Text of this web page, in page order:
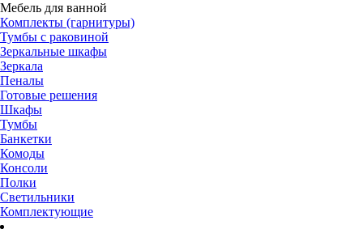
Мебель для ванной
Комплекты (гарнитуры)
Тумбы с раковиной
Зеркальные шкафы
Зеркала
Пеналы
Готовые решения
Шкафы
Тумбы
Банкетки
Комоды
Консоли
Полки
Светильники
Комплектующие